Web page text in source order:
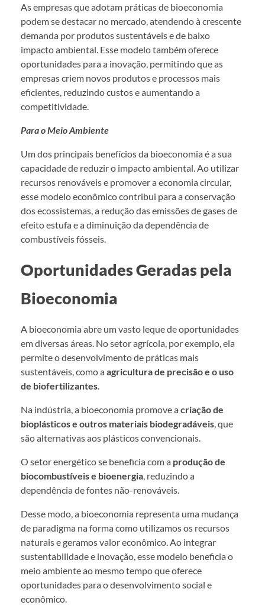
As empresas que adotam práticas de bioeconomia
podem se destacar no mercado, atendendo à crescente
demanda por produtos sustentáveis e de baixo
impacto ambiental. Esse modelo também oferece
oportunidades para a inovação, permitindo que as
empresas criem novos produtos e processos mais
eficientes, reduzindo custos e aumentando a
competitividade.
Para o Meio Ambiente
Um dos principais benefícios da bioeconomia é a sua
capacidade de reduzir o impacto ambiental. Ao utilizar
recursos renováveis e promover a economia circular,
esse modelo econômico contribui para a conservação
dos ecossistemas, a redução das emissões de gases de
efeito estufa e a diminuição da dependência de
combustíveis fósseis.
Oportunidades Geradas pela
Bioeconomia
A bioeconomia abre um vasto leque de oportunidades
em diversas áreas. No setor agrícola, por exemplo, ela
permite o desenvolvimento de práticas mais
sustentáveis, como aagricultura de precisão e o uso
de biofertilizantes.
Na indústria, a bioeconomia promove acriação de
bioplásticos e outros materiais biodegradáveis, que
são alternativas aos plásticos convencionais.
O setor energético se beneficia com a produção de
biocombustíveis e bioenergia, reduzindo a
dependência de fontes não-renováveis.
Desse modo, a bioeconomia representa uma mudança
de paradigma na forma como utilizamos os recursos
naturais e geramos valor econômico. Ao integrar
sustentabilidade e inovação, esse modelo beneficia o
meio ambiente ao mesmo tempo que oferece
oportunidades para o desenvolvimento social e
econômico.